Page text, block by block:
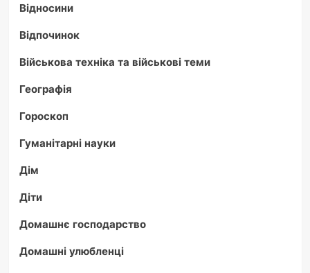
Відносини
Відпочинок
Військова техніка та військові теми
Географія
Гороскоп
Гуманітарні науки
Дім
Діти
Домашнє господарство
Домашні улюбленці